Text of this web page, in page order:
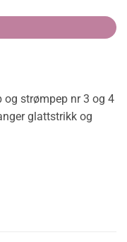
og strømpep nr 3 og 4
glattstrikk og